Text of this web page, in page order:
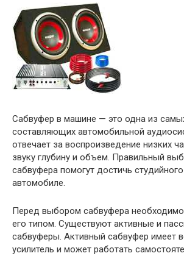
Сабвуфер в машине — это одна из
составляющих автомобильной
отвечает за воспроизведение низких
звуку глубину и объем. Правильный
сабвуфера помогут достичь
автомобиле.
Перед выбором сабвуфера
его типом. Существуют активные и
сабвуферы. Активный сабвуфер имеет
усилитель и может работать